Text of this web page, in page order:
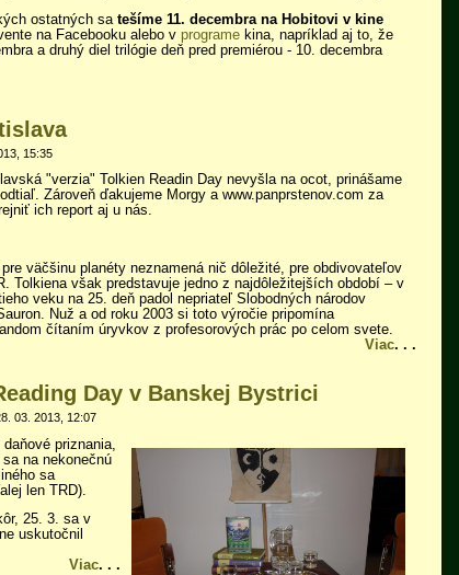
ostatných sa tešíme 11. decembra na Hobitovi v kine
na Facebooku alebo v programe kina, napríklad aj to, že
a druhý diel trilógie deň pred premiérou - 10. decembra
15:35
"verzia" Tolkien Readin Day nevyšla na ocot, prinášame
Zároveň ďakujeme Morgy a www.panprstenov.com za
ich report aj u nás.
väčšinu planéty neznamená nič dôležité, pre obdivovateľov
Tolkiena však predstavuje jedno z najdôležitejších období – v
veku na 25. deň padol nepriateľ Slobodných národov
Nuž a od roku 2003 si toto výročie pripomína
čítaním úryvkov z profesorových prác po celom svete.
. . .
Viac
Day v Banskej Bystrici
03. 2013, 12:07
priznania,
na nekonečnú
sa
len TRD).
25. 3. sa v
uskutočnil
. . .
Viac